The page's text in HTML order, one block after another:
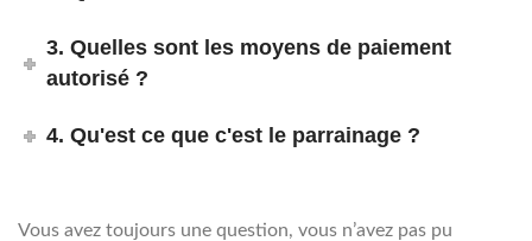
3. Quelles sont les moyens de paiement
autorisé ?
4. Qu'est ce que c'est le parrainage ?
Vous avez toujours une question, vous n’avez pas pu